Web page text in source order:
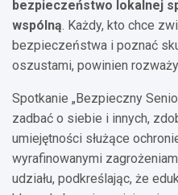
bezpieczeństwo lokalnej
wspólną. Każdy, kto chce
bezpieczeństwa i poznać
oszustami, powinien
Spotkanie „Bezpieczny
zadbać o siebie i innych,
umiejętności służące
wyrafinowanymi
udziału, podkreślając, że